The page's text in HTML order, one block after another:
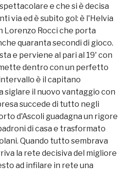
e che si è decisa
via ed è subito gol: è l'Helvia
Lorenzo Rocci che porta
quaranta secondi di gioco.
e perviene al pari al 19' con
dentro con un perfetto
è il capitano
siglare il nuovo vantaggio con
succede di tutto negli
d'Ascoli guadagna un rigore
di casa e trasformato
Quando tutto sembrava
la rete decisiva del migliore
ad infilare in rete una